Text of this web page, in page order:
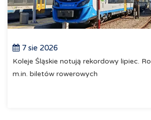
7 sie 2026
Koleje Śląskie notują rekordowy lipiec.
m.in. biletów rowerowych